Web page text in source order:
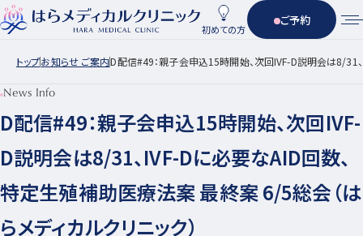
初めての方
ご予約
トップお知らせ ご案内D配信#49：親子会申込15時開始、次回IVF-D説明会は8/31
News Info
D配信#49：親子会申込15時開始、次回IVF-
D説明会は8/31、IVF-Dに必要なAID回数、
特定生殖補助医療法案 最終案 6/5総会（は
らメディカルクリニック）